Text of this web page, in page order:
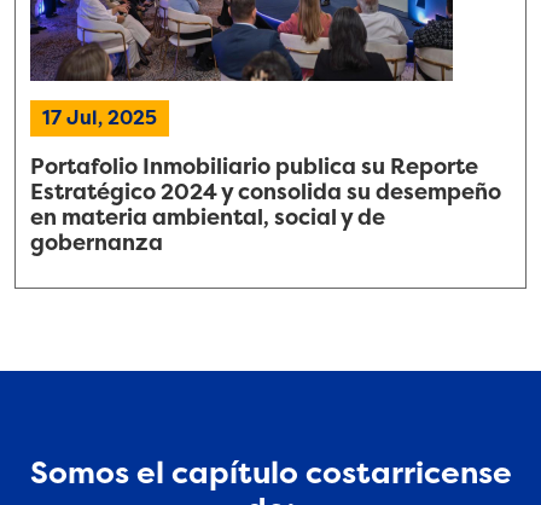
17 Jul, 2025
Portafolio Inmobiliario publica su Reporte
Estratégico 2024 y consolida su desempeño
en materia ambiental, social y de
gobernanza
Somos el capítulo costarricense